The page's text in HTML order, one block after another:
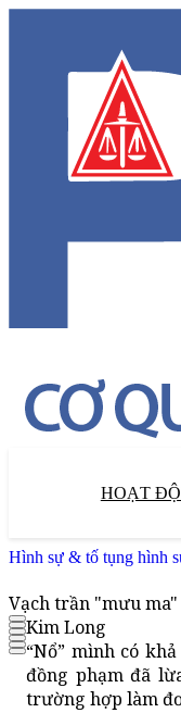
HOẠT
Hình sự & tố tụng hình
Vạch trần "mưu
Kim Long
“Nổ” mình có
đồng phạm đã
trường hợp làm